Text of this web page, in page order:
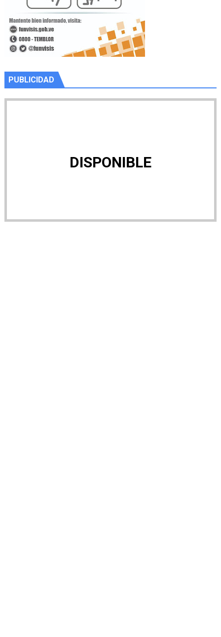
PUBLICIDAD
DISPONIBLE